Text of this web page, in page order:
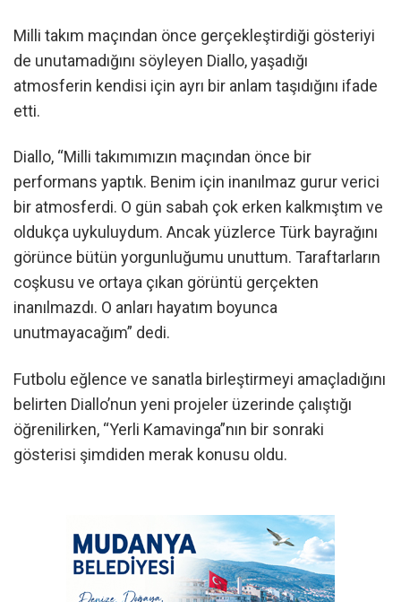
Milli takım maçından önce gerçekleştirdiği gösteriyi
de unutamadığını söyleyen Diallo, yaşadığı
atmosferin kendisi için ayrı bir anlam taşıdığını ifade
etti.
Diallo, “Milli takımımızın maçından önce bir
performans yaptık. Benim için inanılmaz gurur verici
bir atmosferdi. O gün sabah çok erken kalkmıştım ve
oldukça uykuluydum. Ancak yüzlerce Türk bayrağını
görünce bütün yorgunluğumu unuttum. Taraftarların
coşkusu ve ortaya çıkan görüntü gerçekten
inanılmazdı. O anları hayatım boyunca
unutmayacağım” dedi.
Futbolu eğlence ve sanatla birleştirmeyi amaçladığını
belirten Diallo’nun yeni projeler üzerinde çalıştığı
öğrenilirken, “Yerli Kamavinga”nın bir sonraki
gösterisi şimdiden merak konusu oldu.